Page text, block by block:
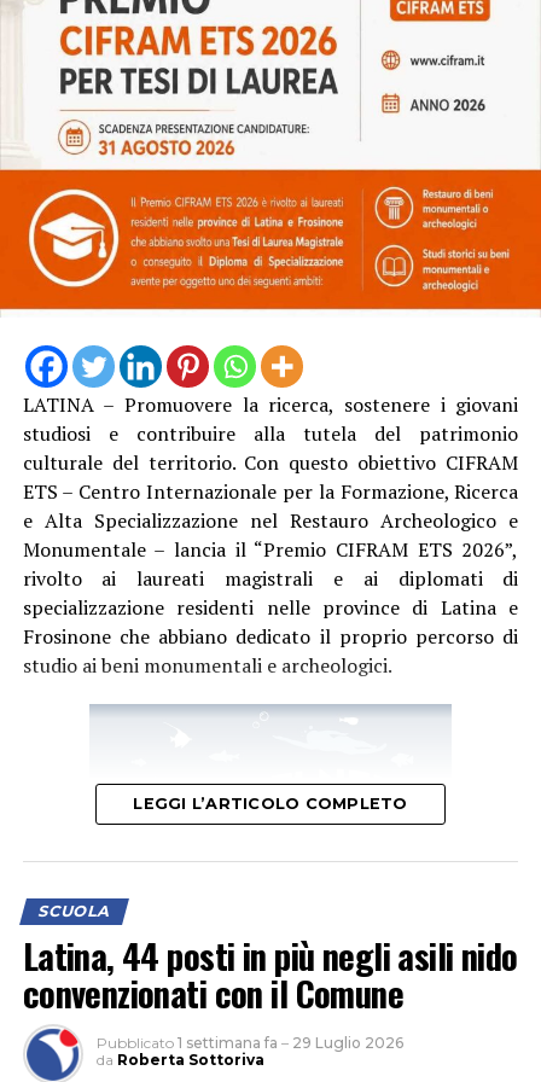
LATINA – Promuovere la ricerca, sostenere i giovani
studiosi e contribuire alla tutela del patrimonio
culturale del territorio. Con questo obiettivo CIFRAM
ETS – Centro Internazionale per la Formazione, Ricerca
e Alta Specializzazione nel Restauro Archeologico e
Monumentale – lancia il “Premio CIFRAM ETS 2026”,
rivolto ai laureati magistrali e ai diplomati di
specializzazione residenti nelle province di Latina e
Frosinone che abbiano dedicato il proprio percorso di
studio ai beni monumentali e archeologici.
L’iniziativa intende valorizzare il lavoro di ricerca svolto
nelle università e favorire la prosecuzione degli studi nei
LEGGI L’ARTICOLO COMPLETO
SCUOLA
Latina, 44 posti in più negli asili nido
convenzionati con il Comune
Pubblicato 1 settimana fa – 29 Luglio 2026
da Roberta Sottoriva